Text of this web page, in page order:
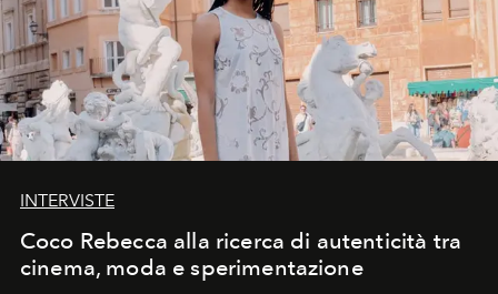
INTERVISTE
Coco Rebecca alla ricerca di autenticità tra
cinema, moda e sperimentazione